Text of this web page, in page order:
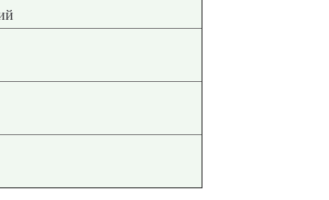
без деформаций